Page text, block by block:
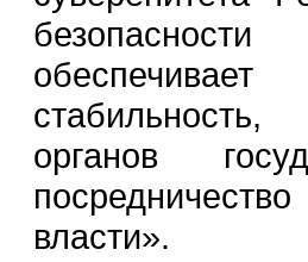
органов
власти».